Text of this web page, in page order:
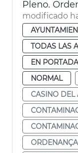
modificado
TODAS LAS
EN PORTADA
NORMAL
CASINO DEL